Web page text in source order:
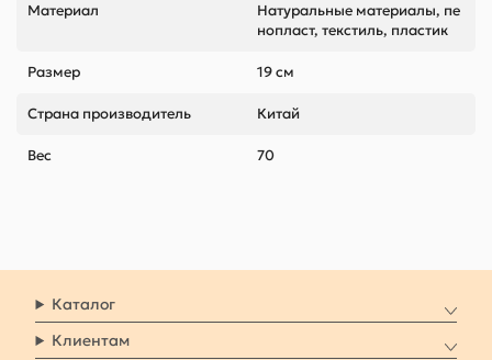
Материал
Натуральные материалы, пе
нопласт, текстиль, пластик
Размер 19 см
Страна производитель Китай
Вес 70
Каталог
Клиентам